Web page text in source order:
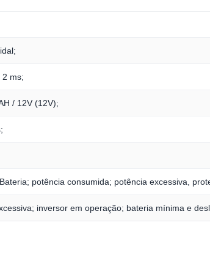
2 ms;
/ 12V (12V);
potência consumida; potência excessiva,
inversor em operação; bateria mínima e